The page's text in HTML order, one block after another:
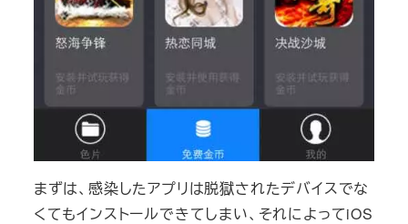
まずは、感染したアプリは脱獄されたデバイスでな
くてもインストールできてしまい、それによってiOS